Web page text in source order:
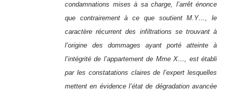
condamnations mises à sa charge, l’arrêt énonce
que contrairement à ce que soutient M.Y…, le
caractère récurrent des infiltrations se trouvant à
l’origine des dommages ayant porté atteinte à
l’intégrité de l’appartement de Mme X…, est établi
par les constatations claires de l’expert lesquelles
mettent en évidence l’état de dégradation avancée